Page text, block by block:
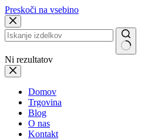
Preskoči na vsebino
Ni rezultatov
Domov
Trgovina
Blog
O nas
Kontakt